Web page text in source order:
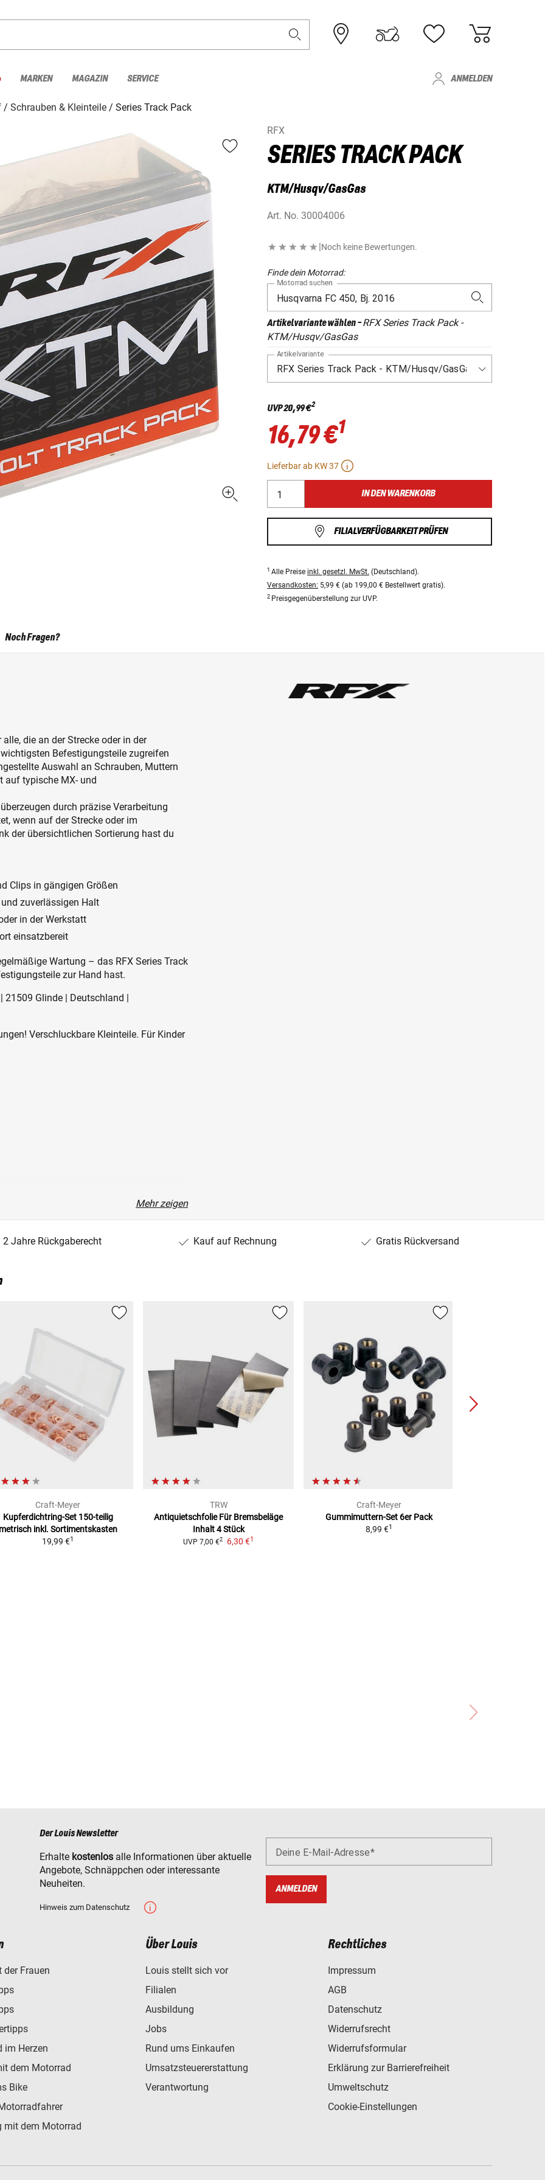
MARKEN MAGAZIN SERVICE ANMELDEN
Schrauben & Kleinteile
Series Track Pack
RFX
SERIES TRACK PACK
KTM/Husqv/GasGas
Art. No. 30004006
|Noch keine Bewertungen.
Finde dein Motorrad:
Motorrad suchen
Artikelvariante wählen-RFX Series Track Pack -
KTM/Husqv/GasGas
Artikelvariante
UVP20,99 €2
16,79 €1
Lieferbar ab KW 37
IN DEN WARENKORB
FILIALVERFÜGBARKEIT PRÜFEN
1 Alle Preise inkl. gesetzl. MwSt. (Deutschland).
Versandkosten: 5,99 € (ab 199,00 € Bestellwert gratis).
2 Preisgegenüberstellung zur UVP.
die an der Strecke oder in der
Befestigungsteile zugreifen
Auswahl an Schrauben, Muttern
typische MX‑ und
durch präzise Verarbeitung
wenn auf der Strecke oder im
der übersichtlichen Sortierung hast du
Clips in gängigen Größen
zuverlässigen Halt
in der Werkstatt
einsatzbereit
Wartung – das RFX Series Track
zur Hand hast.
Glinde | Deutschland |
Verschluckbare Kleinteile. Für Kinder
Mehr zeigen
Noch Fragen?
2 Jahre Rückgaberecht Kauf auf Rechnung Gratis Rückversand
Craft-Meyer
Kupferdichtring-Set 150-teilig
metrisch inkl. Sortimentskasten
19,99 €1
TRW
Antiquietschfolie Für Bremsbeläge
Inhalt 4 Stück
UVP 7,00 €2 6,30 €1
Craft-Meyer
Gummimuttern-Set 6er Pack
8,99 €1
Der Louis Newsletter
Erhalte kostenlos alle Informationen über aktuelle
Angebote, Schnäppchen oder interessante
Neuheiten.
Hinweis zum Datenschutz
Deine E-Mail-Adresse
ANMELDEN
der Frauen
im Herzen
dem Motorrad
Bike
mit dem Motorrad
Über Louis
Louis stellt sich vor
Filialen
Ausbildung
Jobs
Rund ums Einkaufen
Umsatzsteuererstattung
Verantwortung
Rechtliches
Impressum
AGB
Datenschutz
Widerrufsrecht
Widerrufsformular
Erklärung zur Barrierefreiheit
Umweltschutz
Cookie-Einstellungen